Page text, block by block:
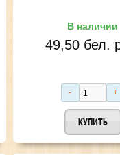
В наличии
49,50 бел.